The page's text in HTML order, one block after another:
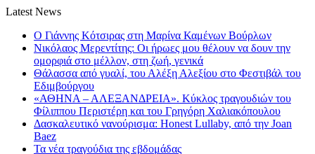
Latest News
Ο Γιάννης Κότσιρας στη Μαρίνα Καμένων Βούρλων
Νικόλαος Μερεντίτης: Οι ήρωες μου θέλουν να δουν την
ομορφιά στο μέλλον, στη ζωή, γενικά
Θάλασσα από γυαλί, του Αλέξη Αλεξίου στο Φεστιβάλ του
Εδιμβούργου
«ΑΘΗΝΑ – ΑΛΕΞΑΝΔΡΕΙΑ». Κύκλος τραγουδιών του
Φίλιππου Περιστέρη και του Γρηγόρη Χαλιακόπουλου
Δασκαλευτικό νανούρισμα: Honest Lullaby, από την Joan
Baez
Τα νέα τραγούδια της εβδομάδας